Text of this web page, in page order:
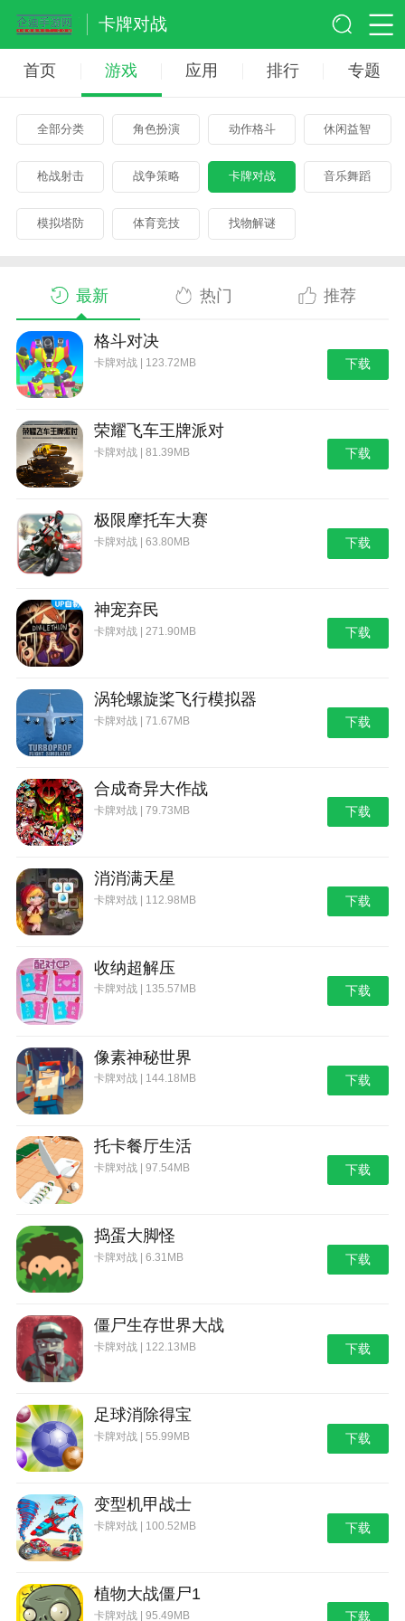
卡牌对战
首页 游戏 应用 排行 专题
全部分类 角色扮演 动作格斗 休闲益智
枪战射击 战争策略 卡牌对战 音乐舞蹈
模拟塔防 体育竞技 找物解谜
最新 热门 推荐
格斗对决
卡牌对战 | 123.72MB 下载
荣耀飞车王牌派对
卡牌对战 | 81.39MB 下载
极限摩托车大赛
卡牌对战 | 63.80MB 下载
神宠弃民
卡牌对战 | 271.90MB 下载
涡轮螺旋桨飞行模拟器
卡牌对战 | 71.67MB 下载
合成奇异大作战
卡牌对战 | 79.73MB 下载
消消满天星
卡牌对战 | 112.98MB 下载
收纳超解压
卡牌对战 | 135.57MB 下载
像素神秘世界
卡牌对战 | 144.18MB 下载
托卡餐厅生活
卡牌对战 | 97.54MB 下载
捣蛋大脚怪
卡牌对战 | 6.31MB 下载
僵尸生存世界大战
卡牌对战 | 122.13MB 下载
足球消除得宝
卡牌对战 | 55.99MB 下载
变型机甲战士
卡牌对战 | 100.52MB 下载
植物大战僵尸1
卡牌对战 | 95.49MB 下载